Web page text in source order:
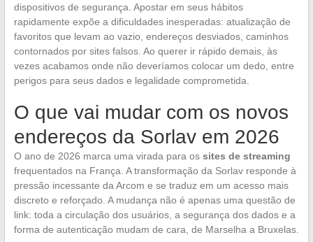
dispositivos de segurança. Apostar em seus hábitos
rapidamente expõe a dificuldades inesperadas: atualização de
favoritos que levam ao vazio, endereços desviados, caminhos
contornados por sites falsos. Ao querer ir rápido demais, às
vezes acabamos onde não deveríamos colocar um dedo, entre
perigos para seus dados e legalidade comprometida.
O que vai mudar com os novos
endereços da Sorlav em 2026
O ano de 2026 marca uma virada para os sites de streaming
frequentados na França. A transformação da Sorlav responde à
pressão incessante da Arcom e se traduz em um acesso mais
discreto e reforçado. A mudança não é apenas uma questão de
link: toda a circulação dos usuários, a segurança dos dados e a
forma de autenticação mudam de cara, de Marselha a Bruxelas.